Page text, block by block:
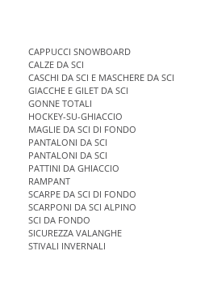
CAPPUCCI SNOWBOARD
CALZE DA SCI
CASCHI DA SCI E MASCHERE DA SCI
GIACCHE E GILET DA SCI
GONNE TOTALI
HOCKEY-SU-GHIACCIO
MAGLIE DA SCI DI FONDO
PANTALONI DA SCI
PANTALONI DA SCI
PATTINI DA GHIACCIO
RAMPANT
SCARPE DA SCI DI FONDO
SCARPONI DA SCI ALPINO
SCI DA FONDO
SICUREZZA VALANGHE
STIVALI INVERNALI